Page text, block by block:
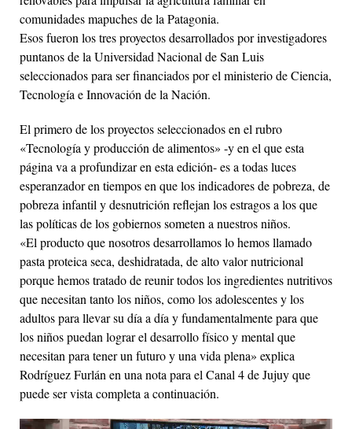
comunidades mapuches de la Patagonia.
Esos fueron los tres proyectos desarrollados por investigadores
puntanos de la Universidad Nacional de San Luis
seleccionados para ser financiados por el ministerio de Ciencia,
Tecnología e Innovación de la Nación.
El primero de los proyectos seleccionados en el rubro
«Tecnología y producción de alimentos» -y en el que esta
página va a profundizar en esta edición- es a todas luces
esperanzador en tiempos en que los indicadores de pobreza, de
pobreza infantil y desnutrición reflejan los estragos a los que
las políticas de los gobiernos someten a nuestros niños.
«El producto que nosotros desarrollamos lo hemos llamado
pasta proteica seca, deshidratada, de alto valor nutricional
porque hemos tratado de reunir todos los ingredientes nutritivos
que necesitan tanto los niños, como los adolescentes y los
adultos para llevar su día a día y fundamentalmente para que
los niños puedan lograr el desarrollo físico y mental que
necesitan para tener un futuro y una vida plena» explica
Rodríguez Furlán en una nota para el Canal 4 de Jujuy que
puede ser vista completa a continuación.